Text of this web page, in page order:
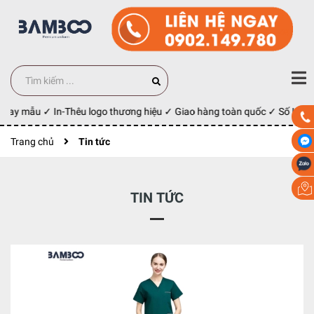
mẫu ✓ In-Thêu logo thương hiệu ✓ Giao hàng toàn quốc ✓ Số
Trang chủ Tin tức
TIN TỨC